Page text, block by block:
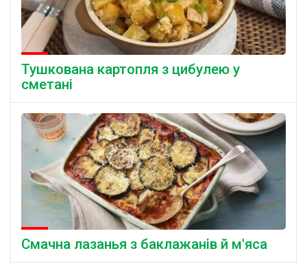
Тушкована картопля з цибулею у
сметані
Смачна лазанья з баклажанів й м'яса